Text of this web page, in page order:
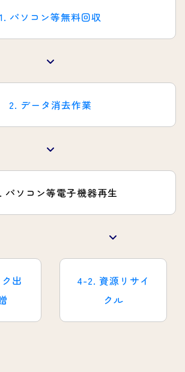
1. パソコン等無料回収
2. データ消去作業
ソコン等電子機器再生
出
4-2. 資源リサイ
クル